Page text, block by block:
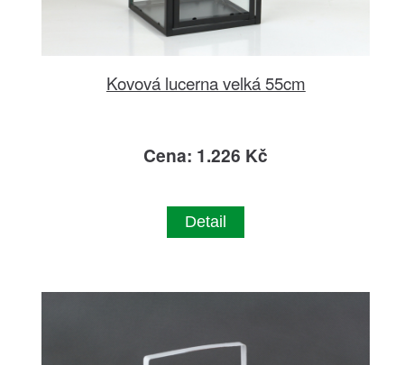
Kovová lucerna velká 55cm
Cena: 1.226 Kč
Detail